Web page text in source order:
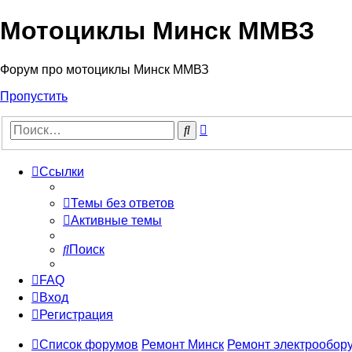
Мотоциклы Минск ММВЗ
Форум про мотоциклы Минск ММВЗ
Пропустить
Поиск
Ссылки
Темы без ответов
Активные темы
Поиск
FAQ
Вход
Регистрация
Список форумов Ремонт Минск Ремонт